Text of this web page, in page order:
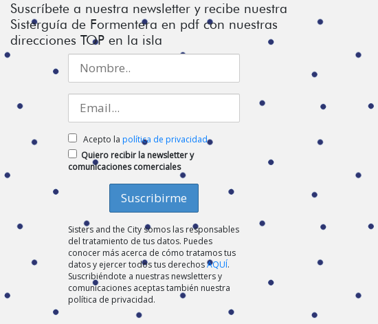
Suscríbete a nuestra newsletter y recibe nuestra
Sisterguía de Formentera en pdf con nuestras
direcciones TOP en la isla
Acepto la política de privacidad
Quiero recibir la newsletter y
comunicaciones comerciales
Sisters and the City somos las responsables
del tratamiento de tus datos. Puedes
conocer más acerca de cómo tratamos tus
datos y ejercer todos tus derechosAQUÍ.
Suscribiéndote a nuestras newsletters y
comunicaciones aceptas también nuestra
política de privacidad.